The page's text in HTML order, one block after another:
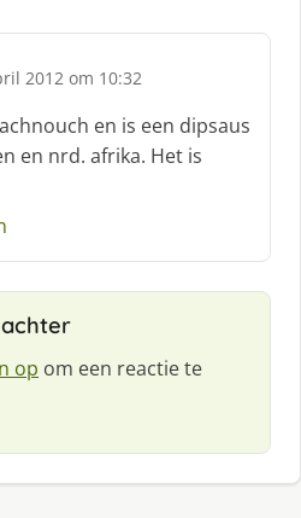
2012 om 10:32
en is een dipsaus
en nrd. afrika. Het is
op om een reactie te